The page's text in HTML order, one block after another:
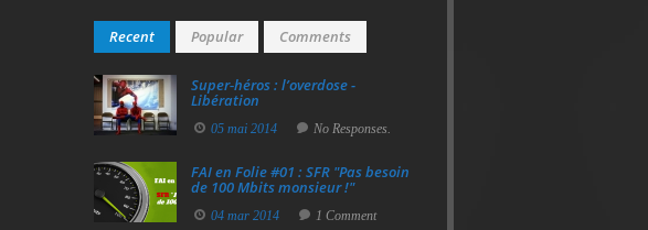
Recent Popular Comments
Super‑héros : l’overdose -
Libération
05 mai 2014 No Responses.
FAI en Folie #01 : SFR "Pas besoin
de 100 Mbits monsieur !"
04 mar 2014 1 Comment